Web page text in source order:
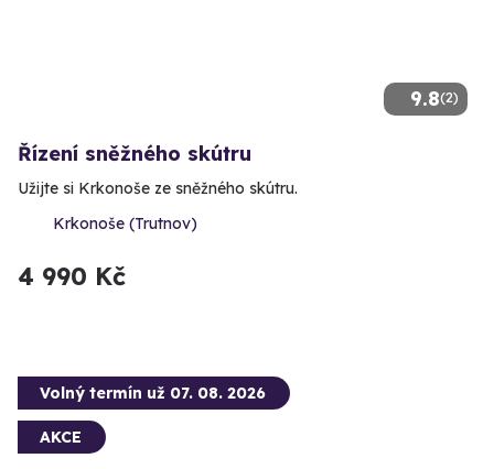
9.8(2)
Řízení sněžného skútru
Užijte si Krkonoše ze sněžného skútru.
Krkonoše (Trutnov)
4 990 Kč
Volný termín už 07. 08. 2026
AKCE